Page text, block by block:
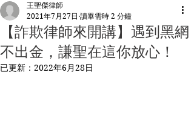
【詐欺律師來開講】⁡遇到黑網
不出金，謙聖在這你放心！
王聖傑律師
2021年7月27日 讀畢需時 2 分鐘
已更新： 2022年6月28日